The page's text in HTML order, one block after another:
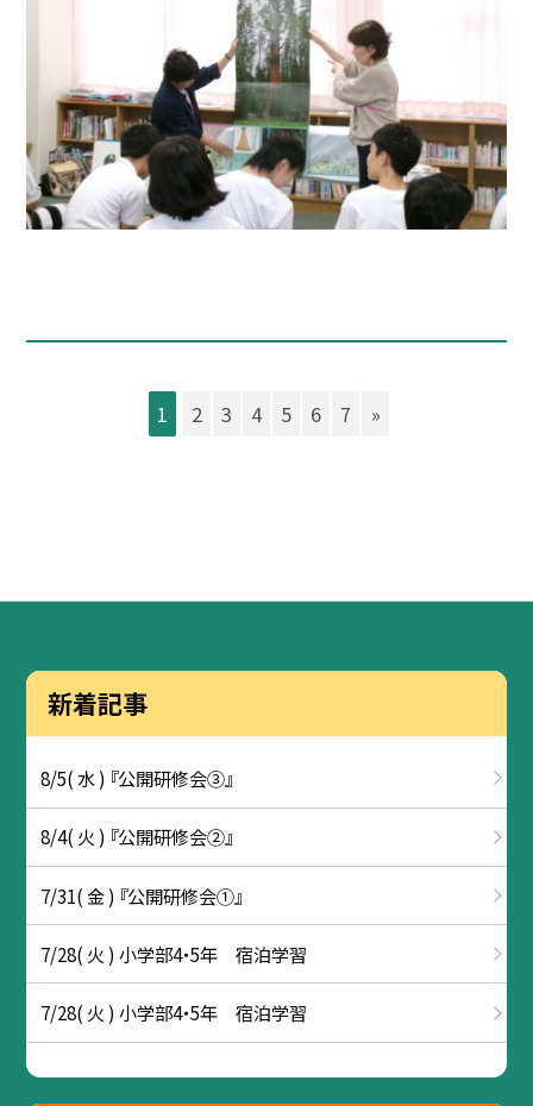
1 2 3 4 5 6 7 »
新着記事
8/5( 水 ) 『公開研修会③』
8/4( 火 ) 『公開研修会②』
7/31( 金 ) 『公開研修会①』
7/28( 火 ) 小学部4・5年 宿泊学習
7/28( 火 ) 小学部4・5年 宿泊学習